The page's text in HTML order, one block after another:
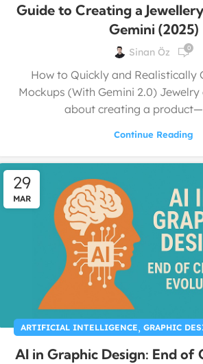
Guide to Creating a
Gemini (2025)
Sinan Öz 0
How to Quickly and Realistically
Mockups (With Gemini 2.0)
about creating a
Continue Reading
29
MAR
ARTIFICIAL INTELLIGENCE, GRAPHIC
AI in Graphic Design: End